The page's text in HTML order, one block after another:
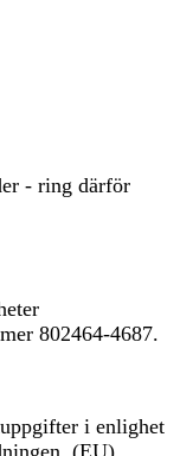
- ring därför
802464-4687.
i enlighet
(EU)